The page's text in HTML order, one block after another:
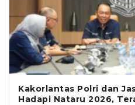
Kakorlantas Polri dan
Hadapi Nataru 2026,